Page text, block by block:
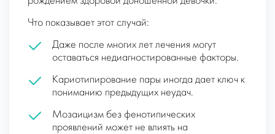
Что показывает этот случай:
Даже после многих лет лечения могут
оставаться недиагностированные факторы.
Кариотипирование пары иногда дает ключ к
пониманию предыдущих неудач.
Мозаицизм без фенотипических
проявлений может не влиять на